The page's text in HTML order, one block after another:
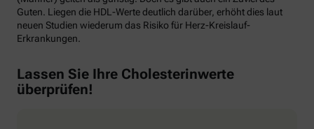
Guten. Liegen die HDL-Werte deutlich darüber, erhöht dies laut
neuen Studien wiederum das Risiko für Herz-Kreislauf-
Erkrankungen.
Lassen Sie Ihre Cholesterinwerte
überprüfen!